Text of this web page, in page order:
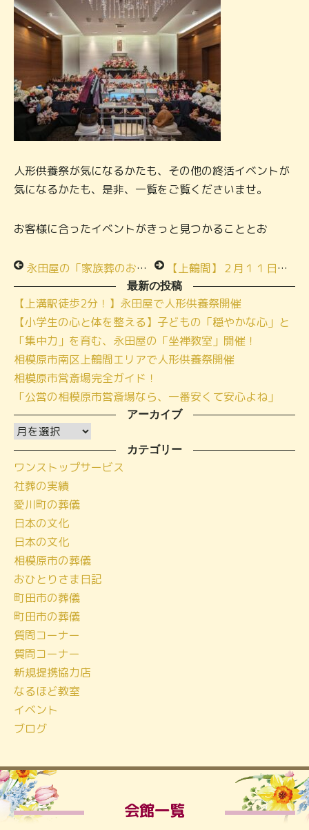
人形供養祭が気になるかたも、その他の終活イベントが
気になるかたも、是非、一覧をご覧くださいませ。
お客様に合ったイベントがきっと見つかることとお
永田屋の「家族葬のお料理」試食会は参加費500円 【上鶴間】２月１１日（火）祝日 家族葬のお料理試食会ご案内
最新の投稿
【上溝駅徒歩2分！】永田屋で人形供養祭開催
【小学生の心と体を整える】子どもの「穏やかな心」と
「集中力」を育む、永田屋の「坐禅教室」開催！
相模原市南区上鶴間エリアで人形供養祭開催
相模原市営斎場完全ガイド！
「公営の相模原市営斎場なら、一番安くて安心よね」
アーカイブ
ア
ー
カ
イ
ブ
カテゴリー
ワンストップサービス
社葬の実績
愛川町の葬儀
日本の文化
日本の文化
相模原市の葬儀
おひとりさま日記
町田市の葬儀
町田市の葬儀
質問コーナー
質問コーナー
新規提携協力店
なるほど教室
イベント
ブログ
会館一覧